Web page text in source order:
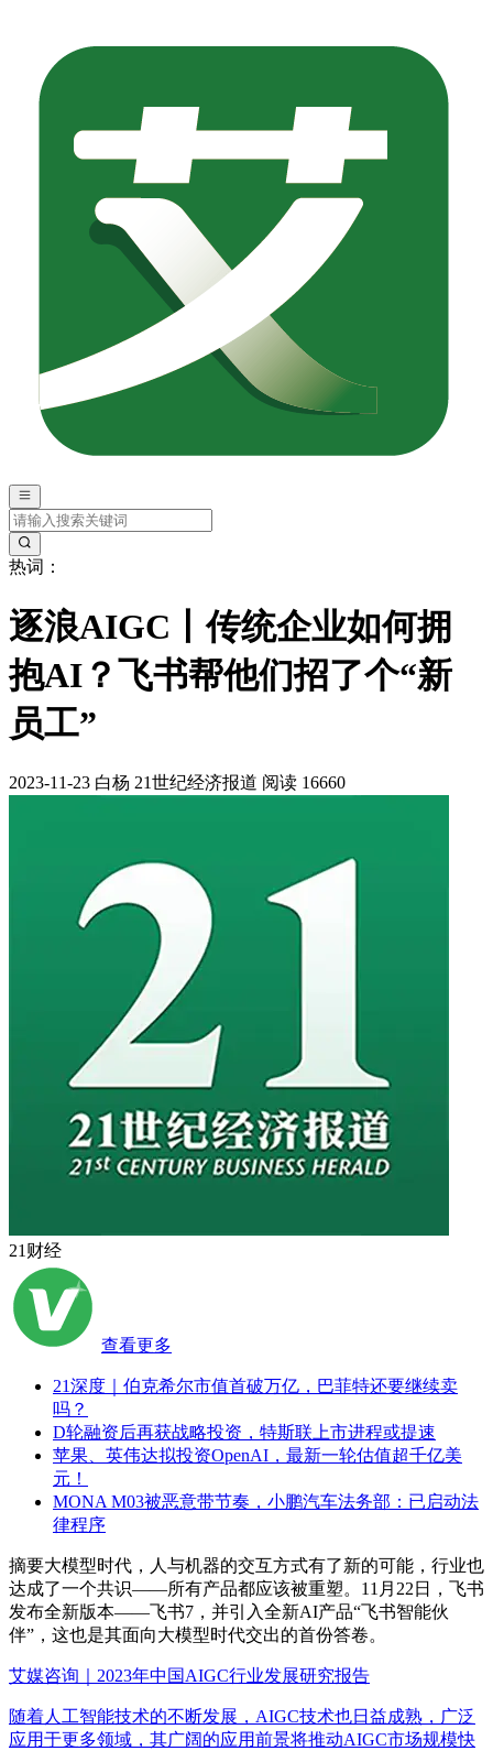
热词：
逐浪AIGC丨传统企业如何拥
抱AI？飞书帮他们招了个“新
员工”
2023-11-23 白杨 21世纪经济报道 阅读 16660
21财经
查看更多
21深度｜伯克希尔市值首破万亿，巴菲特还要继续卖
吗？
D轮融资后再获战略投资，特斯联上市进程或提速
苹果、英伟达拟投资OpenAI，最新一轮估值超千亿美
元！
MONA M03被恶意带节奏，小鹏汽车法务部：已启动法
律程序
摘要大模型时代，人与机器的交互方式有了新的可能，行业也
达成了一个共识——所有产品都应该被重塑。11月22日，飞书
发布全新版本——飞书7，并引入全新AI产品“飞书智能伙
伴”，这也是其面向大模型时代交出的首份答卷。
艾媒咨询｜2023年中国AIGC行业发展研究报告
随着人工智能技术的不断发展，AIGC技术也日益成熟，广泛
应用于更多领域，其广阔的应用前景将推动AIGC市场规模快